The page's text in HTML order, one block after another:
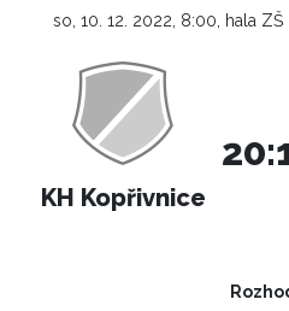
so, 10. 12. 2022, 8:00, hala
KH Kopřivnice